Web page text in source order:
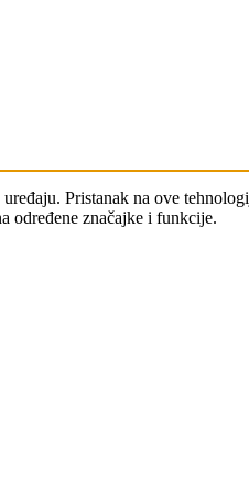
Pristanak na ove
određene značajke i funkcije.